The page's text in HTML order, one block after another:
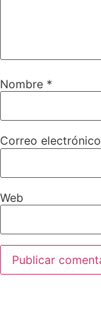
Nombre *
Correo electrónico
Web